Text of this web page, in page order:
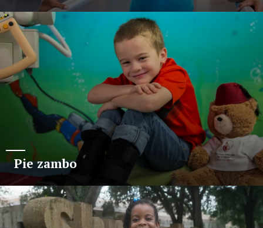
Pie zambo